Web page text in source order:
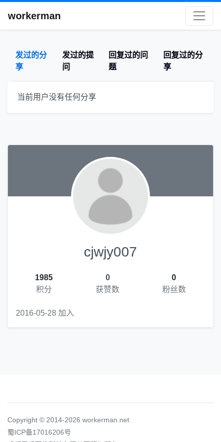
workerman
发过的分
享
发过的提
问
回复过的问
题
回复过的分
享
当前用户没有任何分享
cjwjy007
1985
积分
0
获赞数
0
粉丝数
2016-05-28 加入
Copyright © 2014-2026 workerman.net
蜀ICP备17016206号